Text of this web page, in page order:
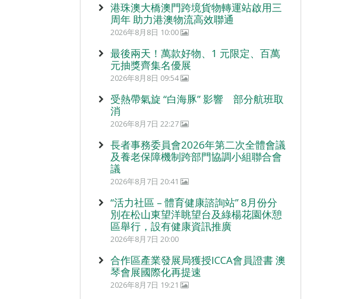
港珠澳大橋澳門跨境貨物轉運站啟用三
周年 助力港澳物流高效聯通
2026年8月8日 10:00
最後兩天！萬款好物、1 元限定、百萬
元抽獎齊集名優展
2026年8月8日 09:54
受熱帶氣旋 “白海豚” 影響 部分航班取
消
2026年8月7日 22:27
長者事務委員會2026年第二次全體會議
及養老保障機制跨部門協調小組聯合會
議
2026年8月7日 20:41
“活力社區 – 體育健康諮詢站” 8月份分
別在松山東望洋眺望台及綠楊花園休憩
區舉行，設有健康資訊推廣
2026年8月7日 20:00
合作區產業發展局獲授ICCA會員證書 澳
琴會展國際化再提速
2026年8月7日 19:21